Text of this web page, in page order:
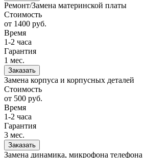
Ремонт/Замена материнской платы
Стоимость
от 1400 руб.
Время
1-2 часа
Гарантия
1 мес.
Заказать
Замена корпуса и корпусных деталей
Стоимость
от 500 руб.
Время
1-2 часа
Гарантия
3 мес.
Заказать
Замена динамика, микрофона телефона